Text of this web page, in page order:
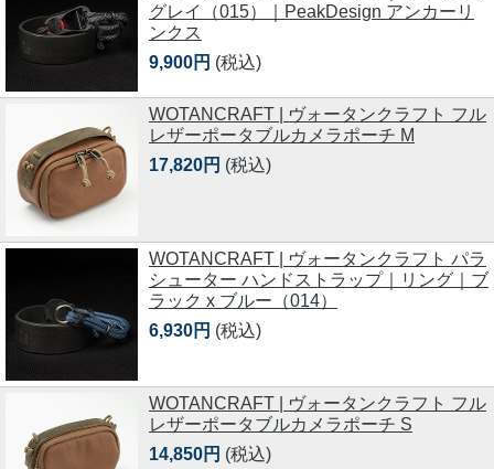
グレイ（015）｜PeakDesign アンカーリ
ンクス
9,900円 (税込)
WOTANCRAFT | ヴォータンクラフト フル
レザーポータブルカメラポーチ M
17,820円 (税込)
WOTANCRAFT | ヴォータンクラフト パラ
シューター ハンドストラップ｜リング｜ブ
ラック x ブルー（014）
6,930円 (税込)
WOTANCRAFT | ヴォータンクラフト フル
レザーポータブルカメラポーチ S
14,850円 (税込)